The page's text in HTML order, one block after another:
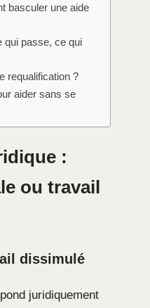
basculer une aide
qui passe, ce qui
requalification ?
aider sans se
:
ou travail
dissimulé
juridiquement